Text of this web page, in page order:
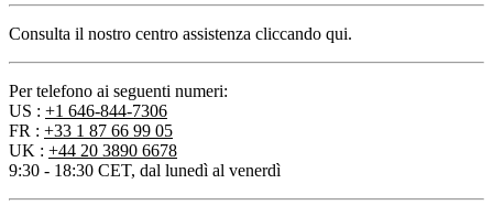
Consulta il nostro centro assistenza cliccando qui.
Per telefono ai seguenti numeri:
US : +1 646-844-7306
FR : +33 1 87 66 99 05
UK : +44 20 3890 6678
9:30 - 18:30 CET, dal lunedì al venerdì